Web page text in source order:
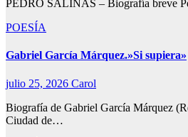
PEDRO SALINAS – Biografía breve
POESÍA
Gabriel García Márquez.»Si supiera»
julio 25, 2026 Carol
Biografía de Gabriel García Márquez
Ciudad de…